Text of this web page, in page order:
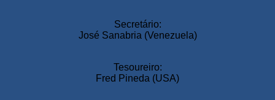
Secretário:
José Sanabria (Venezuela)
Tesoureiro:
Fred Pineda (USA)